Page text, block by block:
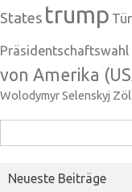
States trump
Präsidentschaftswahl
von Amerika
Wolodymyr Selenskyj
nach:
Neueste Beiträge